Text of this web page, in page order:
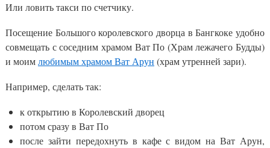
Или ловить такси по счетчику.
Посещение Большого королевского дворца в Бангкоке удобно
совмещать с соседним храмом Ват По (Храм лежачего Будды)
и моимлюбимым храмом Ват Арун (храм утренней зари).
Например, сделать так:
к открытию в Королевский дворец
потом сразу в Ват По
после зайти передохнуть в кафе с видом на Ват Арун,